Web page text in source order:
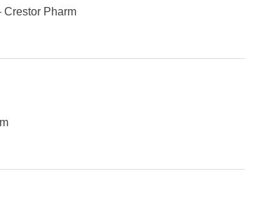
Crestor Pharm